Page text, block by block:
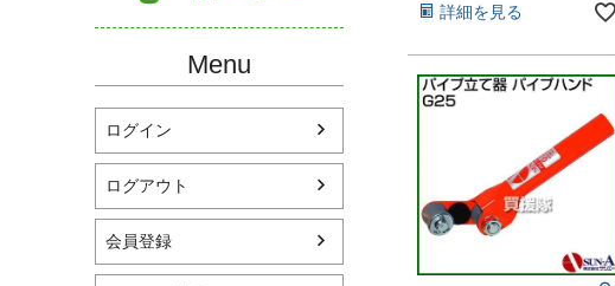
Menu
ログイン
ログアウト
会員登録
詳細を見る